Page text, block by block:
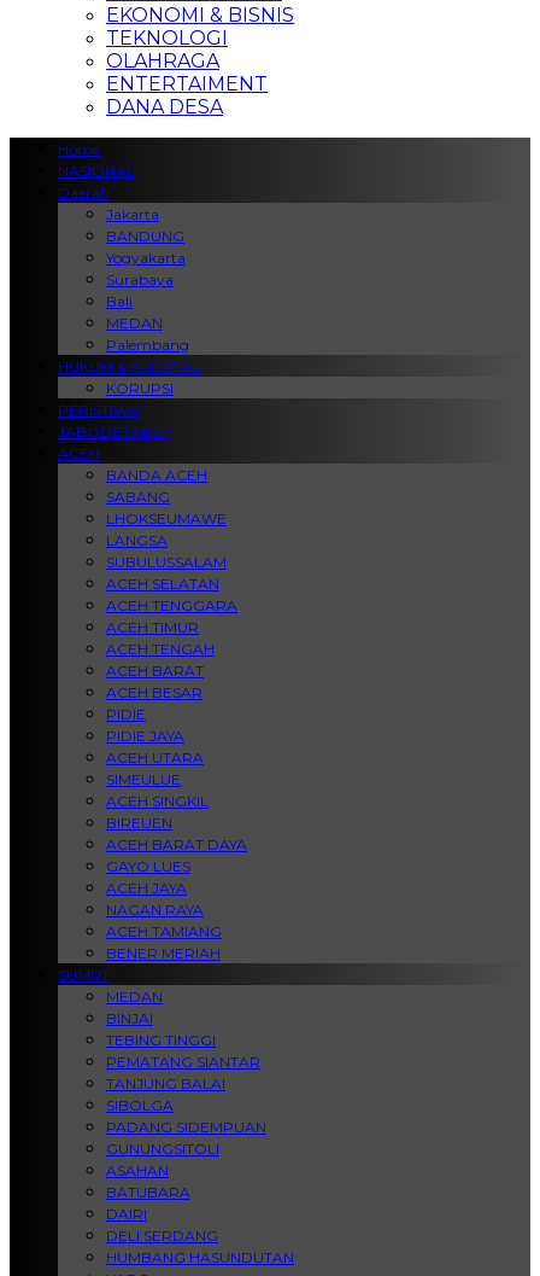
EKONOMI & BISNIS
TEKNOLOGI
OLAHRAGA
ENTERTAIMENT
DANA DESA
Home
NASIONAL
Daerah
Jakarta
BANDUNG
Yogyakarta
Surabaya
Bali
MEDAN
Palembang
HUKUM & KRIMINAL
KORUPSI
PERISTIWA
JABODETABEK
ACEH
BANDA ACEH
SABANG
LHOKSEUMAWE
LANGSA
SUBULUSSALAM
ACEH SELATAN
ACEH TENGGARA
ACEH TIMUR
ACEH TENGAH
ACEH BARAT
ACEH BESAR
PIDIE
PIDIE JAYA
ACEH UTARA
SIMEULUE
ACEH SINGKIL
BIREUEN
ACEH BARAT DAYA
GAYO LUES
ACEH JAYA
NAGAN RAYA
ACEH TAMIANG
BENER MERIAH
SUMUT
MEDAN
BINJAI
TEBING TINGGI
PEMATANG SIANTAR
TANJUNG BALAI
SIBOLGA
PADANG SIDEMPUAN
GUNUNGSITOLI
ASAHAN
BATUBARA
DAIRI
DELI SERDANG
HUMBANG HASUNDUTAN